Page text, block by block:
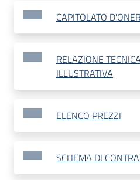
CAPITOLATO
RELAZIONE
ILLUSTRATIVA
ELENCO PREZZI
SCHEMA DI